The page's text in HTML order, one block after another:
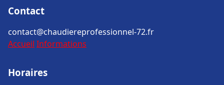
Contact
contact@chaudiereprofessionnel-72.fr
Accueil Informations
Horaires